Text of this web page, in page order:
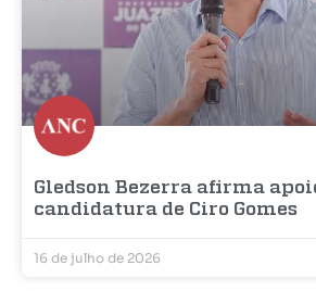
Gledson Bezerra afirma
candidatura de Ciro Gomes
16 de julho de 2026